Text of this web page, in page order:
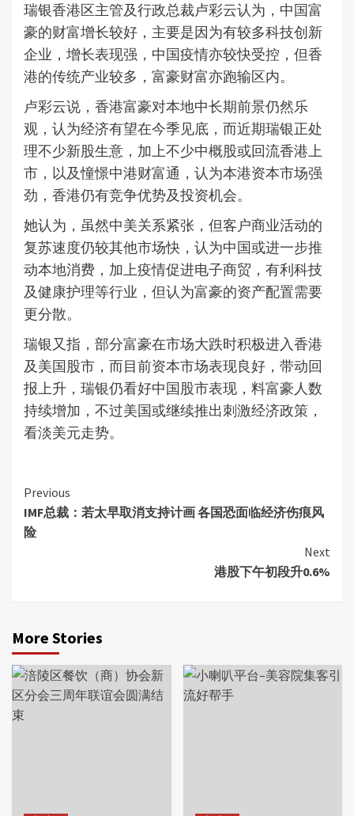
瑞银香港区主管及行政总裁卢彩云认为，中国富
豪的财富增长较好，主要是因为有较多科技创新
企业，增长表现强，中国疫情亦较快受控，但香
港的传统产业较多，富豪财富亦跑输区内。
卢彩云说，香港富豪对本地中长期前景仍然乐
观，认为经济有望在今季见底，而近期瑞银正处
理不少新股生意，加上不少中概股或回流香港上
市，以及憧憬中港财富通，认为本港资本市场强
劲，香港仍有竞争优势及投资机会。
她认为，虽然中美关系紧张，但客户商业活动的
复苏速度仍较其他市场快，认为中国或进一步推
动本地消费，加上疫情促进电子商贸，有利科技
及健康护理等行业，但认为富豪的资产配置需要
更分散。
瑞银又指，部分富豪在市场大跌时积极进入香港
及美国股市，而目前资本市场表现良好，带动回
报上升，瑞银仍看好中国股市表现，料富豪人数
持续增加，不过美国或继续推出刺激经济政策，
看淡美元走势。
Continue
Reading
Previous
IMF总裁：若太早取消支持计画 各国恐面临经济伤痕风
险
Next
港股下午初段升0.6%
More Stories